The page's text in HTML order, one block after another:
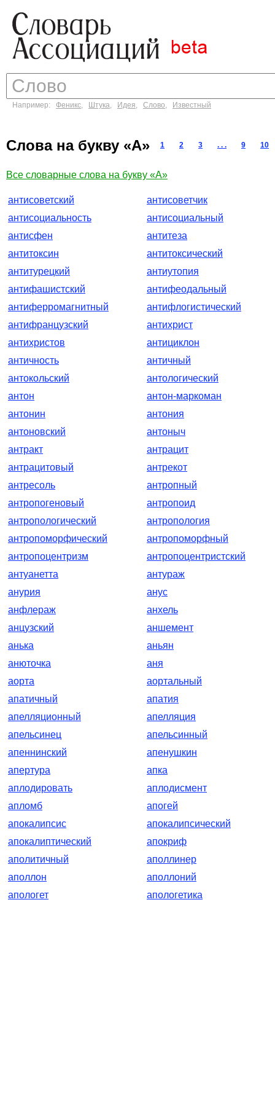
Например: Феникс, Штука, Идея, Слово, Известный
Слова на букву «А» 1 2 3 . . . 9 10
Все словарные слова на букву «А»
антисоветский
антисоветчик
антисоциальность
антисоциальный
антисфен
антитеза
антитоксин
антитоксический
антитурецкий
антиутопия
антифашистский
антифеодальный
антиферромагнитный
антифлогистический
антифранцузский
антихрист
антихристов
антициклон
античность
античный
антокольский
антологический
антон
антон-маркоман
антонин
антония
антоновский
антоныч
антракт
антрацит
антрацитовый
антрекот
антресоль
антропный
антропогеновый
антропоид
антропологический
антропология
антропоморфический
антропоморфный
антропоцентризм
антропоцентристский
антуанетта
антураж
анурия
анус
анфлераж
анхель
анцузский
аншемент
анька
аньян
анюточка
аня
аорта
аортальный
апатичный
апатия
апелляционный
апелляция
апельсинец
апельсинный
апеннинский
апенушкин
апертура
апка
аплодировать
аплодисмент
апломб
апогей
апокалипсис
апокалипсический
апокалиптический
апокриф
аполитичный
аполлинер
аполлон
аполлоний
апологет
апологетика